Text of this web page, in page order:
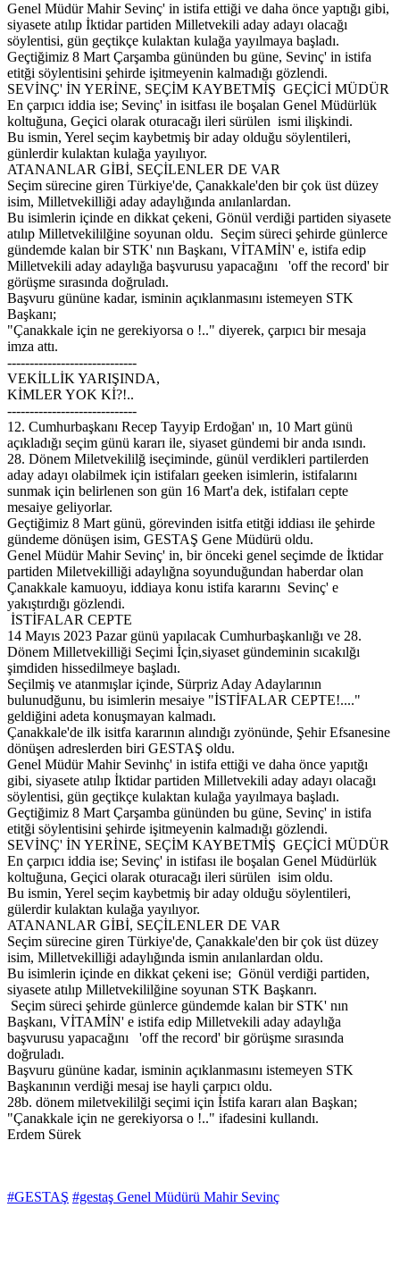
Genel Müdür Mahir Sevinç' in istifa ettiği ve daha önce yaptığı gibi,
siyasete atılıp İktidar partiden Milletvekili aday adayı olacağı
söylentisi, gün geçtikçe kulaktan kulağa yayılmaya başladı.
Geçtiğimiz 8 Mart Çarşamba gününden bu güne, Sevinç' in istifa
etitği söylentisini şehirde işitmeyenin kalmadığı gözlendi.
SEVİNÇ' İN YERİNE, SEÇİM KAYBETMİŞ GEÇİCİ MÜDÜR
En çarpıcı iddia ise; Sevinç' in isitfası ile boşalan Genel Müdürlük
koltuğuna, Geçici olarak oturacağı ileri sürülen ismi ilişkindi.
Bu ismin, Yerel seçim kaybetmiş bir aday olduğu söylentileri,
günlerdir kulaktan kulağa yayılıyor.
ATANANLAR GİBİ, SEÇİLENLER DE VAR
Seçim sürecine giren Türkiye'de, Çanakkale'den bir çok üst düzey
isim, Milletvekilliği aday adaylığında anılanlardan.
Bu isimlerin içinde en dikkat çekeni, Gönül verdiği partiden siyasete
atılıp Milletvekililğine soyunan oldu. Seçim süreci şehirde günlerce
gündemde kalan bir STK' nın Başkanı, VİTAMİN' e, istifa edip
Milletvekili aday adaylığa başvurusu yapacağını 'off the record' bir
görüşme sırasında doğruladı.
Başvuru gününe kadar, isminin açıklanmasını istemeyen STK
Başkanı;
"Çanakkale için ne gerekiyorsa o !.." diyerek, çarpıcı bir mesaja
imza attı.
-----------------------------
VEKİLLİK YARIŞINDA,
KİMLER YOK Kİ?!..
-----------------------------
12. Cumhurbaşkanı Recep Tayyip Erdoğan' ın, 10 Mart günü
açıkladığı seçim günü kararı ile, siyaset gündemi bir anda ısındı.
28. Dönem Miletvekililğ iseçiminde, günül verdikleri partilerden
aday adayı olabilmek için istifaları geeken isimlerin, istifalarını
sunmak için belirlenen son gün 16 Mart'a dek, istifaları cepte
mesaiye geliyorlar.
Geçtiğimiz 8 Mart günü, görevinden isitfa etitği iddiası ile şehirde
gündeme dönüşen isim, GESTAŞ Gene Müdürü oldu.
Genel Müdür Mahir Sevinç' in, bir önceki genel seçimde de İktidar
partiden Miletvekilliği adaylığna soyunduğundan haberdar olan
Çanakkale kamuoyu, iddiaya konu istifa kararını Sevinç' e
yakıştırdığı gözlendi.
İSTİFALAR CEPTE
14 Mayıs 2023 Pazar günü yapılacak Cumhurbaşkanlığı ve 28.
Dönem Milletvekilliği Seçimi İçin,siyaset gündeminin sıcakılğı
şimdiden hissedilmeye başladı.
Seçilmiş ve atanmışlar içinde, Sürpriz Aday Adaylarının
bulunudğunu, bu isimlerin mesaiye "İSTİFALAR CEPTE!...."
geldiğini adeta konuşmayan kalmadı.
Çanakkale'de ilk isitfa kararının alındığı zyönünde, Şehir Efsanesine
dönüşen adreslerden biri GESTAŞ oldu.
Genel Müdür Mahir Sevinhç' in istifa ettiği ve daha önce yapıtğı
gibi, siyasete atılıp İktidar partiden Milletvekili aday adayı olacağı
söylentisi, gün geçtikçe kulaktan kulağa yayılmaya başladı.
Geçtiğimiz 8 Mart Çarşamba gününden bu güne, Sevinç' in istifa
etitği söylentisini şehirde işitmeyenin kalmadığı gözlendi.
SEVİNÇ' İN YERİNE, SEÇİM KAYBETMİŞ GEÇİCİ MÜDÜR
En çarpıcı iddia ise; Sevinç' in istifası ile boşalan Genel Müdürlük
koltuğuna, Geçici olarak oturacağı ileri sürülen isim oldu.
Bu ismin, Yerel seçim kaybetmiş bir aday olduğu söylentileri,
gülerdir kulaktan kulağa yayılıyor.
ATANANLAR GİBİ, SEÇİLENLER DE VAR
Seçim sürecine giren Türkiye'de, Çanakkale'den bir çok üst düzey
isim, Milletvekilliği adaylığında ismin anılanlardan oldu.
Bu isimlerin içinde en dikkat çekeni ise; Gönül verdiği partiden,
siyasete atılıp Milletvekililğine soyunan STK Başkanrı.
Seçim süreci şehirde günlerce gündemde kalan bir STK' nın
Başkanı, VİTAMİN' e istifa edip Milletvekili aday adaylığa
başvurusu yapacağını 'off the record' bir görüşme sırasında
doğruladı.
Başvuru gününe kadar, isminin açıklanmasını istemeyen STK
Başkanının verdiği mesaj ise hayli çarpıcı oldu.
28b. dönem miletvekililği seçimi için İstifa kararı alan Başkan;
"Çanakkale için ne gerekiyorsa o !.." ifadesini kullandı.
Erdem Sürek
#GESTAŞ #gestaş Genel Müdürü Mahir Sevinç